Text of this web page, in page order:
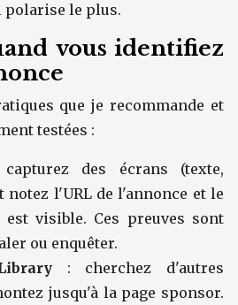
le plus.
vous identifiez
que je recommande et
testées :
des écrans (texte,
notez l'URL de l'annonce et le
visible. Ces preuves sont
ou enquêter.
: cherchez d'autres
jusqu'à la page sponsor.